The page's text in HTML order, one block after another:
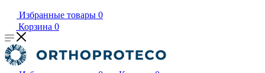
Избранные товары 0
Корзина 0